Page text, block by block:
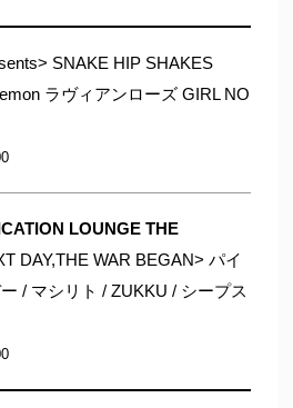
SNAKE HIP SHAKES
ラヴィアンローズ GIRL NO
LOUNGE THE
DAY,THE WAR BEGAN> パイ
/ マシリト / ZUKKU / シープス